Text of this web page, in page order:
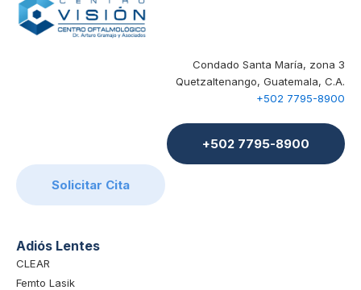
Condado Santa María, zona 3
Quetzaltenango, Guatemala, C.A.
+502 7795-8900
+502 7795-8900
Solicitar Cita
Adiós Lentes
CLEAR
Femto Lasik